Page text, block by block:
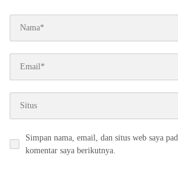
Simpan nama, email, dan situs web saya
komentar saya berikutnya.